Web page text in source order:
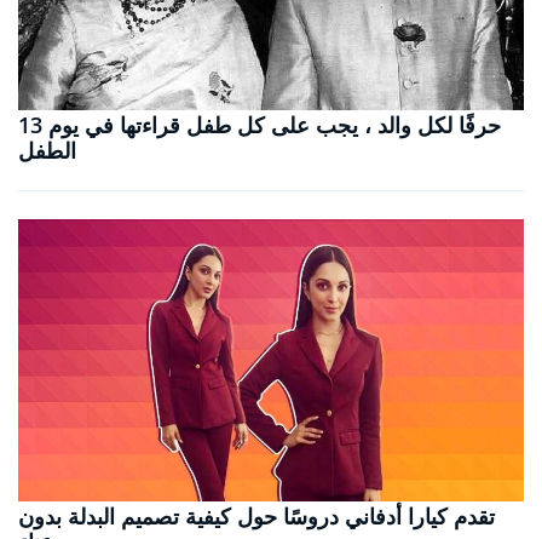
13 حرفًا لكل والد ، يجب على كل طفل قراءتها في يوم
الطفل
تقدم كيارا أدفاني دروسًا حول كيفية تصميم البدلة بدون